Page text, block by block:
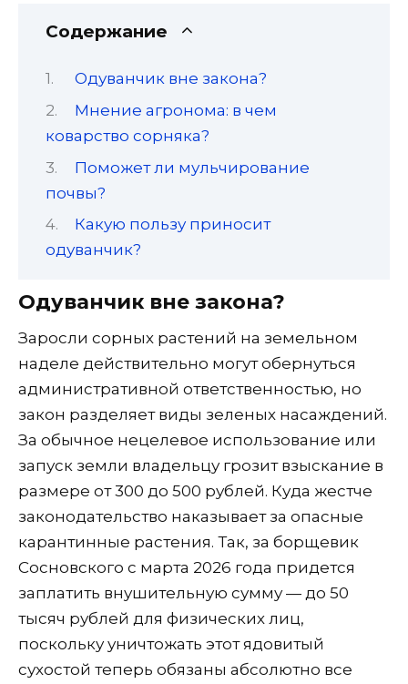
Содержание
Одуванчик вне закона?
Мнение агронома: в чем
коварство сорняка?
Поможет ли мульчирование
почвы?
Какую пользу приносит
одуванчик?
Одуванчик вне закона?
Заросли сорных растений на земельном
наделе действительно могут обернуться
административной ответственностью, но
закон разделяет виды зеленых насаждений.
За обычное нецелевое использование или
запуск земли владельцу грозит взыскание в
размере от 300 до 500 рублей. Куда жестче
законодательство наказывает за опасные
карантинные растения. Так, за борщевик
Сосновского с марта 2026 года придется
заплатить внушительную сумму — до 50
тысяч рублей для физических лиц,
поскольку уничтожать этот ядовитый
сухостой теперь обязаны абсолютно все